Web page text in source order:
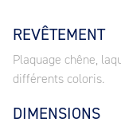
REVÊTEMENT
Plaquage chêne,
différents coloris.
DIMENSIONS